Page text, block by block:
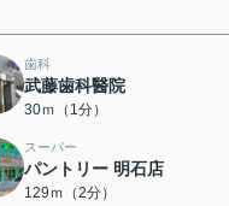
歯科
武藤歯科醫院
30ｍ（1分）
スーパー
パントリー 明石店
129ｍ（2分）